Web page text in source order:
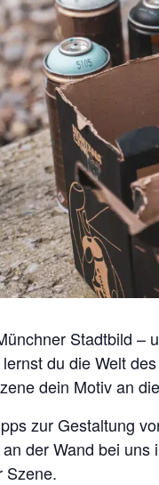
Stadtbild –
du die Welt
dein Motiv an
zur Gestaltung
der Wand bei
Szene.